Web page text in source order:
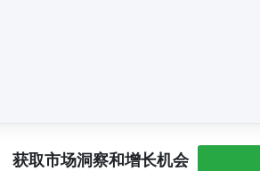
获取市场洞察和增长机会